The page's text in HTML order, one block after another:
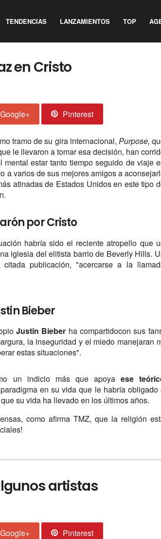
TENDENCIAS LANZAMIENTOS TOP
en Cristo
Google+ Pinterest
tramo de su gira internacional, Purpose,
le llevaron a tomar esa decisión, han
estar tanto tiempo seguido de viaje
a varios de sus mejores amigos a
atinadas de Estados Unidos en este tipo
por Cristo
habría sido el reciente atropello que
iglesia del elitista barrio de Beverly Hills.
publicación, "acercarse a la
Bieber
Justin Bieber ha compartidocon sus
la inseguridad y el miedo manejaran
estas situaciones".
un indicio más que apoya ese
en su vida que le habría obligado
su vida ha llevado en los últimos años.
como afirma TMZ, que la religión
artistas
Google+ Pinterest